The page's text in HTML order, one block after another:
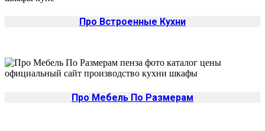
Про Встроенные Кухни
Про Мебель По Размерам